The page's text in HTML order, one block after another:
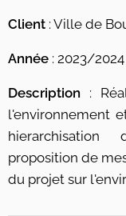
Client : Ville de
Année : 2023/2024
Description :
l'environnement
hierarchisation
proposition de
du projet sur